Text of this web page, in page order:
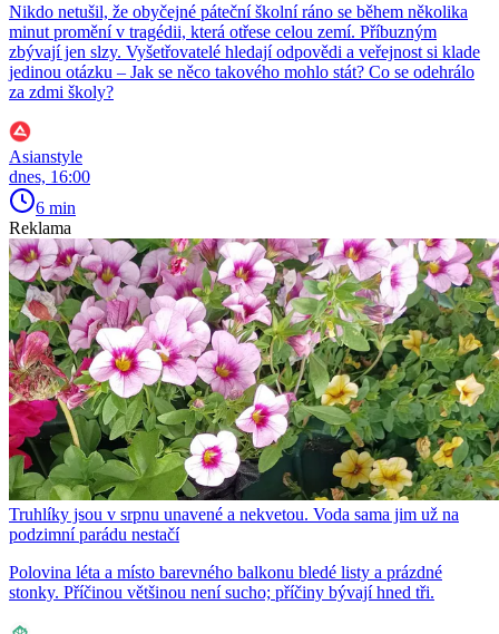
Nikdo netušil, že obyčejné páteční školní ráno se během několika
minut promění v tragédii, která otřese celou zemí. Příbuzným
zbývají jen slzy. Vyšetřovatelé hledají odpovědi a veřejnost si klade
jedinou otázku – Jak se něco takového mohlo stát? Co se odehrálo
za zdmi školy?
Asianstyle
dnes, 16:00
6 min
Reklama
Truhlíky jsou v srpnu unavené a nekvetou. Voda sama jim už na
podzimní parádu nestačí
Polovina léta a místo barevného balkonu bledé listy a prázdné
stonky. Příčinou většinou není sucho; příčiny bývají hned tři.